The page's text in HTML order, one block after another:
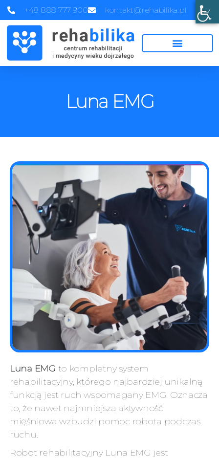
+48 888 777 900 kontakt@rehabilika.pl
Luna EMG
Luna EMG to kompletny system
rehabilitacyjny, którego najbardziej unikalną
funkcją jest ruch wspomagany EMG. Oznacza
to, że nawet najmniejsza aktywność
mięśniowa wzbudzi pomoc robota podczas
ruchu.
Robot rehabilitacyjny Luna EMG jest